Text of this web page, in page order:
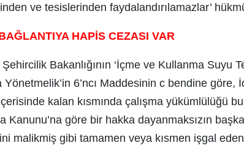
ve tesislerinden faydalandırılamazlar’
HAPİS CEZASI VAR
Bakanlığının ‘İçme ve Kullanma Suyu
Yönetmelik’in 6’ncı Maddesinin c bendine göre,
içerisinde kalan kısmında çalışma yükümlülüğü
Kanunu’na göre bir hakka dayanmaksızın
malikmiş gibi tamamen veya kısmen işgal eden